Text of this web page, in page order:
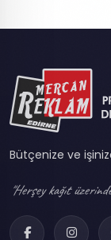
Bütçenize ve
"Herşey kağıt